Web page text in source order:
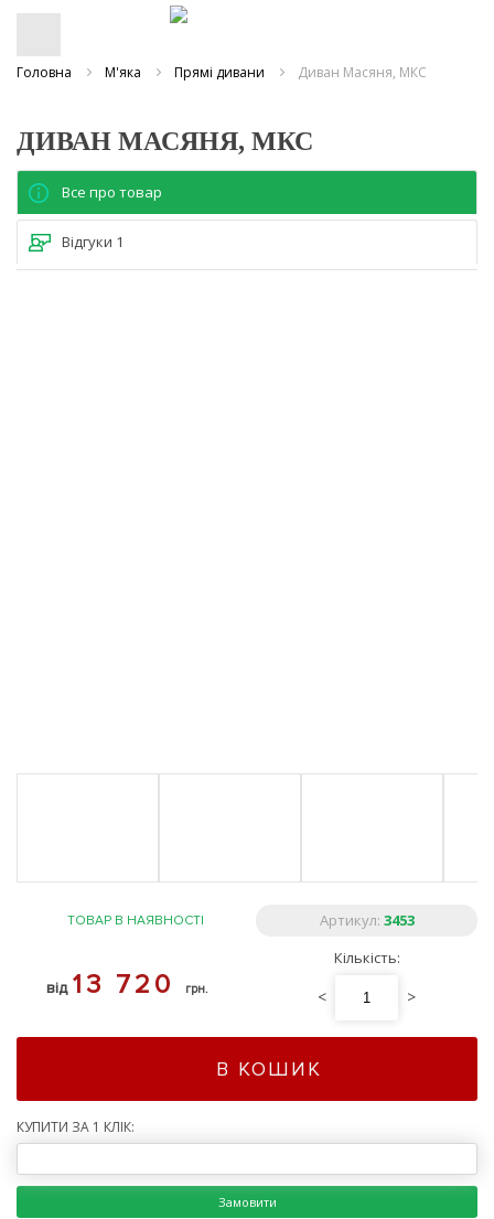
Головна М'яка Прямі дивани Диван Масяня, МКС
ДИВАН МАСЯНЯ, МКС
Все про товар
Відгуки 1
ТОВАР В НАЯВНОСТІ Артикул: 3453
від 13 720 грн.
Кількість:
< >
В КОШИК
КУПИТИ ЗА 1 КЛІК:
Замовити